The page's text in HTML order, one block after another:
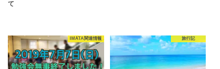
て
IMATA関連情報 旅行記